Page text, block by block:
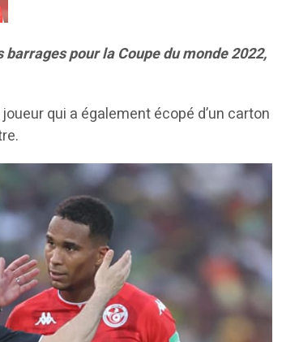
pour la Coupe du monde 2022,
qui a également écopé d’un carton